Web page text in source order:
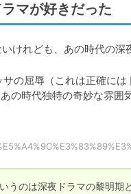
マが好きだった
けれども、あの時代の深
サの屈辱（これは正確に
時代独特の奇妙な雰囲
のは深夜ドラマの黎明期